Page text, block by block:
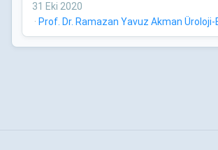
31 Eki 2020
· Prof. Dr. Ramazan Yavuz Akman Üroloji-